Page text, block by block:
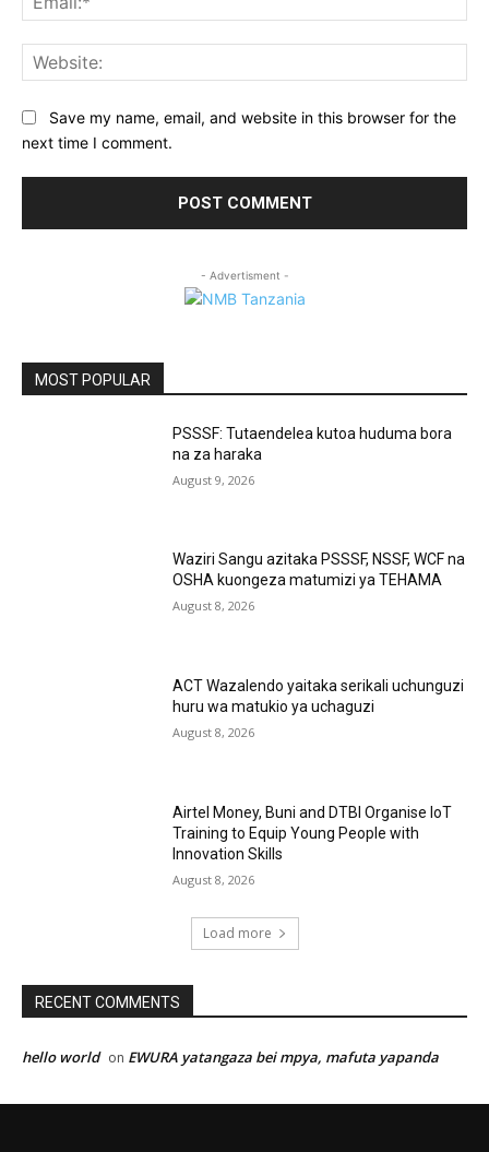
Save my name, email, and website in this browser for the
next time I comment.
- Advertisment -
MOST POPULAR
PSSSF: Tutaendelea kutoa huduma bora
na za haraka
August 9, 2026
Waziri Sangu azitaka PSSSF, NSSF, WCF na
OSHA kuongeza matumizi ya TEHAMA
August 8, 2026
ACT Wazalendo yaitaka serikali uchunguzi
huru wa matukio ya uchaguzi
August 8, 2026
Airtel Money, Buni and DTBI Organise IoT
Training to Equip Young People with
Innovation Skills
August 8, 2026
Load more
RECENT COMMENTS
hello world on EWURA yatangaza bei mpya, mafuta yapanda